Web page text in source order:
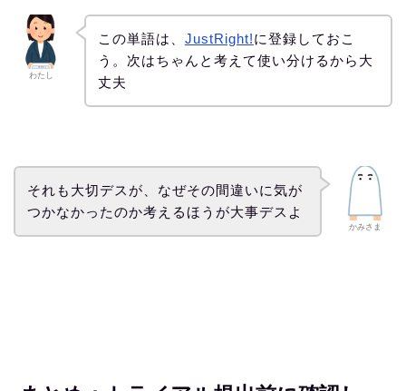
わたし
この単語は、 JustRight!に登録しておこ
う。次はちゃんと考えて使い分けるから大
丈夫
かみさま
それも大切デスが、なぜその間違いに気が
つかなかったのか考えるほうが大事デスよ